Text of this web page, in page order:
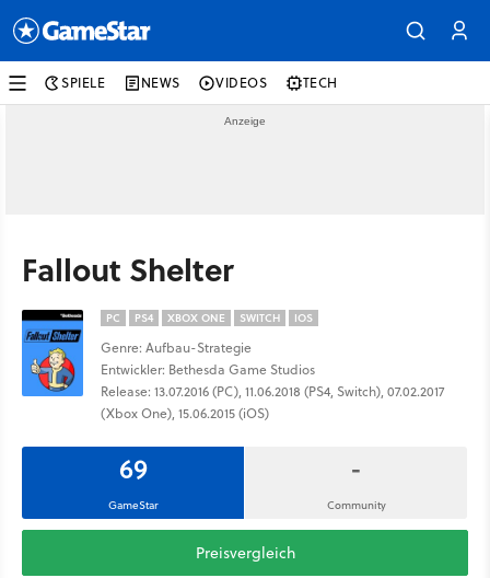
SPIELE NEWS VIDEOS TECH
Fallout Shelter
PC PS4 XBOX ONE SWITCH IOS
Genre: Aufbau-Strategie
Entwickler: Bethesda Game Studios
Release: 13.07.2016 (PC), 11.06.2018 (PS4, Switch), 07.02.2017
(Xbox One), 15.06.2015 (iOS)
69
GameStar
-
Community
Preisvergleich